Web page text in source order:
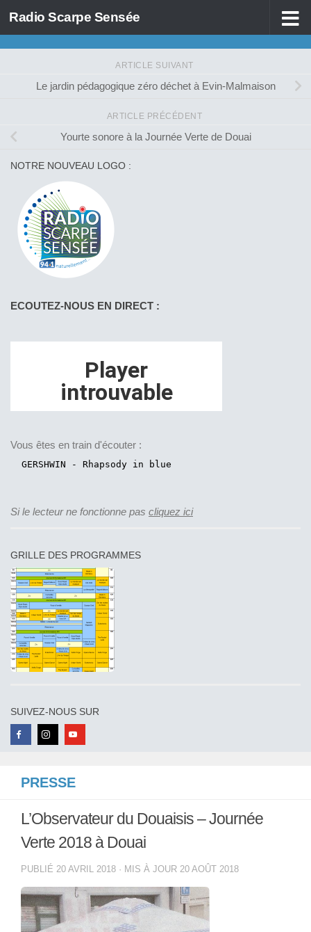
Skip to content
Radio Scarpe Sensée
PRESSE
L’Observateur du Douaisis – Journée
Verte 2018 à Douai
PUBLIÉ 20 AVRIL 2018 · MIS À JOUR 20 AOÛT 2018
ARTICLE SUIVANT
Le jardin pédagogique zéro déchet à Evin-Malmaison
ARTICLE PRÉCÉDENT
Yourte sonore à la Journée Verte de Douai
NOTRE NOUVEAU LOGO :
ECOUTEZ-NOUS EN DIRECT :
Vous êtes en train d'écouter :
Si le lecteur ne fonctionne pas cliquez ici
GRILLE DES PROGRAMMES
SUIVEZ-NOUS SUR